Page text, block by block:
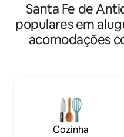
Santa Fe de
populares em
acomodações
Cozinha